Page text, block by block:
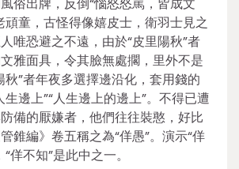
頑童，古怪得像嬉皮士，衛羽士見之
唯恐避之不遠，由於“皮里陽秋”者
雅面具，令其臉無處擱，里外不是
秋”者年夜多選擇邊沿化，套用錢的
邊上”“人生邊上的邊上”。不得已遭
備的厭嫌者，他們往往裝憨，好比
錐編》卷五稱之為“佯愚”。演示“佯
佯不知”是此中之一。